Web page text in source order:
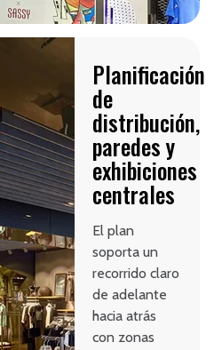
Planificación
de
distribución,
paredes y
exhibiciones
centrales
El plan
soporta un
recorrido claro
de adelante
hacia atrás
con zonas